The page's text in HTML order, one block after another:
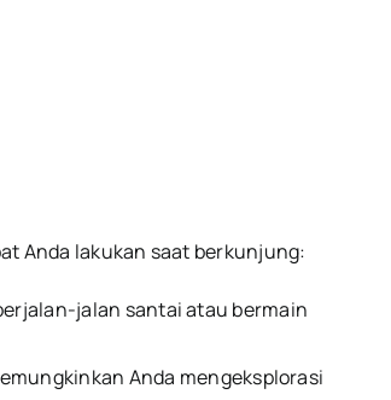
Anda lakukan saat berkunjung:
jalan santai atau bermain
Anda mengeksplorasi